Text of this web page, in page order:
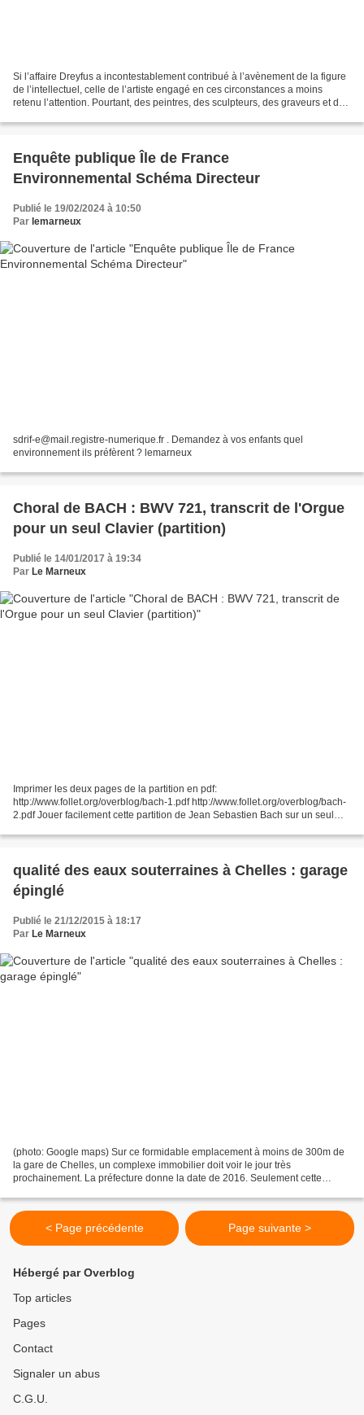
Si l’affaire Dreyfus a incontestablement contribué à l’avènement de la figure
de l’intellectuel, celle de l’artiste engagé en ces circonstances a moins
retenu l’attention. Pourtant, des peintres, des sculpteurs, des graveurs et des
Enquête publique Île de France
Environnemental Schéma Directeur
Publié le 19/02/2024 à 10:50
Par lemarneux
sdrif-e@mail.registre-numerique.fr . Demandez à vos enfants quel
environnement ils préfèrent ? lemarneux
Choral de BACH : BWV 721, transcrit de l'Orgue
pour un seul Clavier (partition)
Publié le 14/01/2017 à 19:34
Par Le Marneux
Imprimer les deux pages de la partition en pdf:
http://www.follet.org/overblog/bach-1.pdf http://www.follet.org/overblog/bach-
2.pdf Jouer facilement cette partition de Jean Sebastien Bach sur un seul
qualité des eaux souterraines à Chelles : garage
épinglé
Publié le 21/12/2015 à 18:17
Par Le Marneux
(photo: Google maps) Sur ce formidable emplacement à moins de 300m de
la gare de Chelles, un complexe immobilier doit voir le jour très
prochainement. La préfecture donne la date de 2016. Seulement cette
< Page précédente Page suivante >
Hébergé par Overblog
Top articles
Pages
Contact
Signaler un abus
C.G.U.